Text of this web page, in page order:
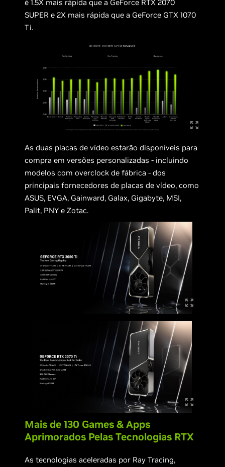
é 1.5X mais rápida que a GeForce RTX 2070
SUPER e 2X mais rápida que a GeForce GTX 1070
Ti.
As duas placas de vídeo estarão disponíveis para
compra em versões personalizadas - incluindo
modelos com overclock de fábrica - dos
principais fornecedores de placas de vídeo, como
ASUS, EVGA, Gainward, Galax, Gigabyte, MSI,
Palit, PNY e Zotac.
Mais de 130 Games & Apps
Aprimorados Pelas Tecnologias RTX
As tecnologias aceleradas por Ray Tracing,